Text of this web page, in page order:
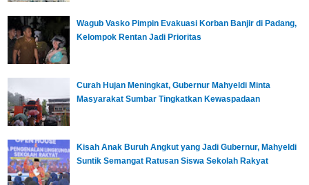
Wagub Vasko Pimpin Evakuasi Korban Banjir di Padang,
Kelompok Rentan Jadi Prioritas
Curah Hujan Meningkat, Gubernur Mahyeldi Minta
Masyarakat Sumbar Tingkatkan Kewaspadaan
Kisah Anak Buruh Angkut yang Jadi Gubernur, Mahyeldi
Suntik Semangat Ratusan Siswa Sekolah Rakyat